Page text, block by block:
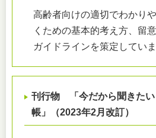
高齢者向けの適切でわかり
くための基本的考え方、留
ガイドラインを策定していま
刊行物 「今だから聞きた
帳」（2023年2月改訂）